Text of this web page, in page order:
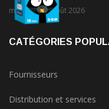
mercredi 05 août 2026
CATÉGORIES
Fournisseurs
Distribution et services